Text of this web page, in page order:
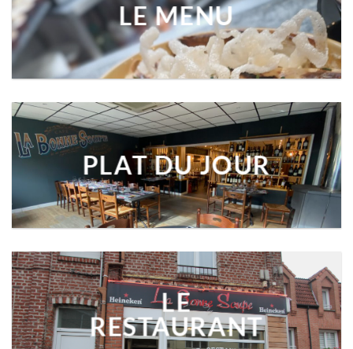
LE MENU
PLAT DU JOUR
LE
RESTAURANT